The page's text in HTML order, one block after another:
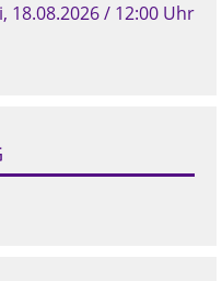
18.08.2026 / 12:00 Uhr